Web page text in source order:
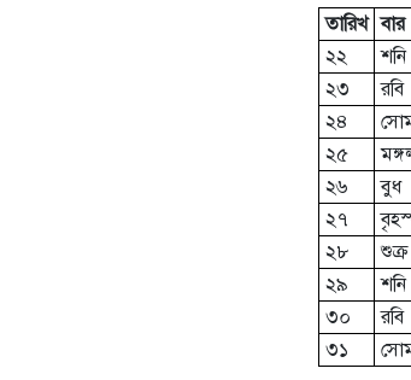
তারিখ বার
২২
শনি
২৩
রবি
২৪
২৫
২৬
বুধ
২৭
২৮
শুক্র
২৯
শনি
৩০
রবি
৩১